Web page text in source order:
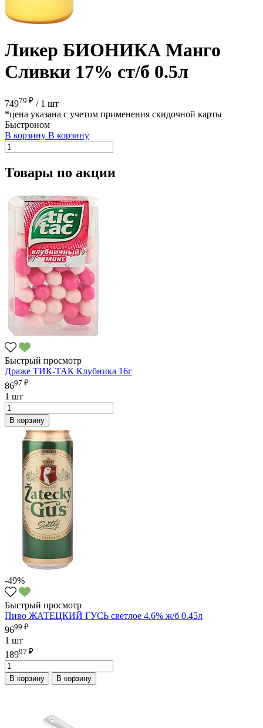
Ликер БИОНИКА Манго
Сливки 17% ст/б 0.5л
74979 ₽ / 1 шт
*цена указана с учетом применения скидочной карты
Быстроном
В корзину В корзину
Товары по акции
Быстрый просмотр
Драже ТИК-ТАК Клубника 16г
8697 ₽
1 шт
В корзину
-49%
Быстрый просмотр
Пиво ЖАТЕЦКИЙ ГУСЬ светлое 4.6% ж/б 0.45л
9699 ₽
1 шт
18997 ₽
В корзину В корзину